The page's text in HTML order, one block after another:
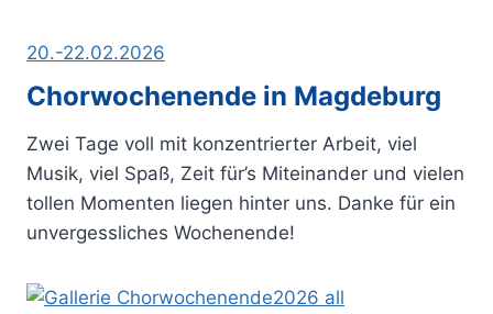
20.-22.02.2026
Chorwochenende in Magdeburg
Zwei Tage voll mit konzentrierter Arbeit, viel
Musik, viel Spaß, Zeit für’s Miteinander und vielen
tollen Momenten liegen hinter uns. Danke für ein
unvergessliches Wochenende!